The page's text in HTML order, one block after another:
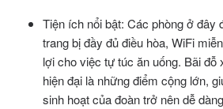
Tiện ích nổi bật: Các phòng ở đây
trang bị đầy đủ điều hòa, WiFi
lợi cho việc tự túc ăn uống. Bãi đỗ
hiện đại là những điểm cộng lớn,
sinh hoạt của đoàn trở nên dễ